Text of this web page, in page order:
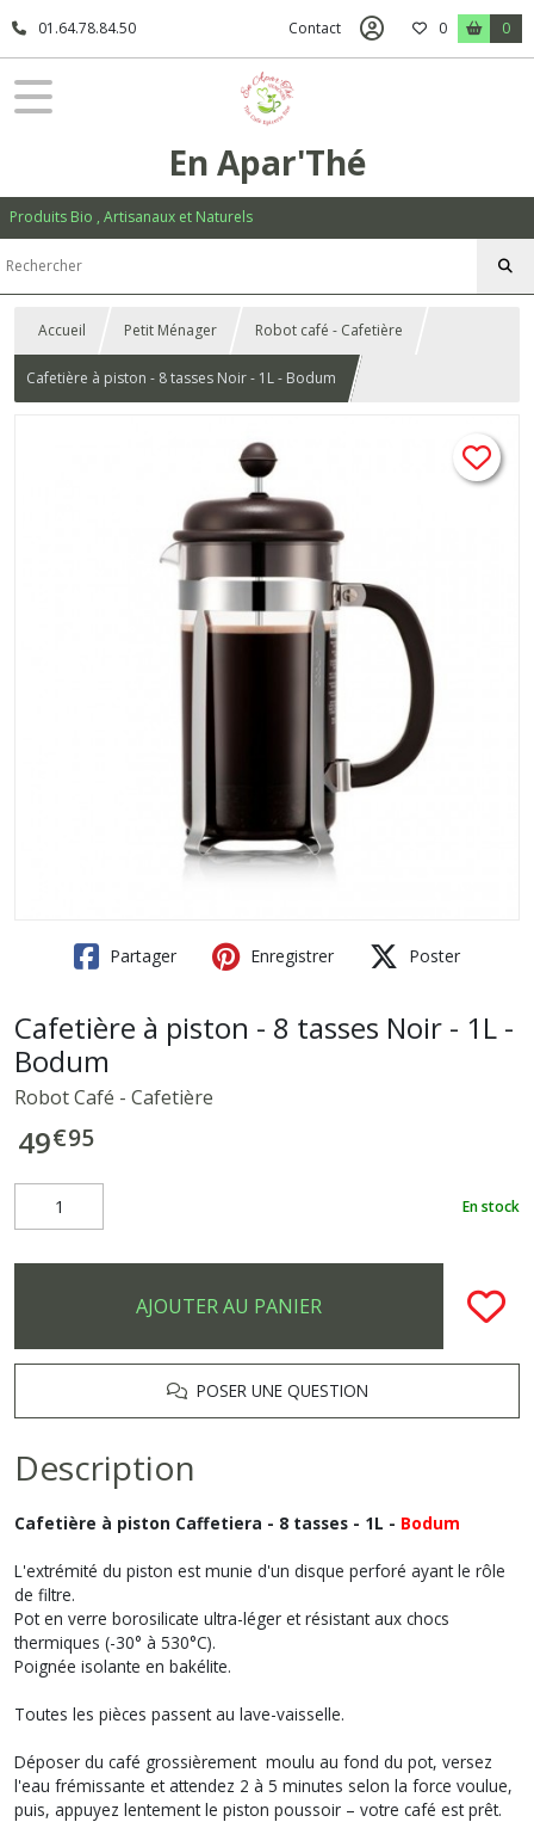
01.64.78.84.50 Contact 0 0
En Apar'Thé
Produits Bio , Artisanaux et Naturels
Accueil Petit Ménager Robot café - Cafetière
Cafetière à piston - 8 tasses Noir - 1L - Bodum
Partager Enregistrer Poster
Cafetière à piston - 8 tasses Noir - 1L -
Bodum
Robot Café - Cafetière
49€95
En stock
AJOUTER AU PANIER
POSER UNE QUESTION
Description
Cafetière à piston Caffetiera - 8 tasses - 1L - Bodum
L'extrémité du piston est munie d'un disque perforé ayant le rôle
de filtre.
Pot en verre borosilicate ultra-léger et résistant aux chocs
thermiques (-30° à 530°C).
Poignée isolante en bakélite.
Toutes les pièces passent au lave-vaisselle.
Déposer du café grossièrement moulu au fond du pot, versez
l'eau frémissante et attendez 2 à 5 minutes selon la force voulue,
puis, appuyez lentement le piston poussoir – votre café est prêt.